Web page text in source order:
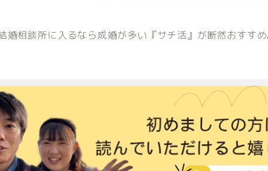
婚相談所に入るなら成婚が多い『サチ活』が断然おすす